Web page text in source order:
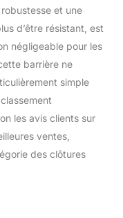
design sobre
en accordéon
pour
intégration à
ou
et
partir de
robustes
métal) pour
et une
d’être résistant, est
négligeable pour les
barrière ne
simple
les avis clients sur
ventes,
des clôtures